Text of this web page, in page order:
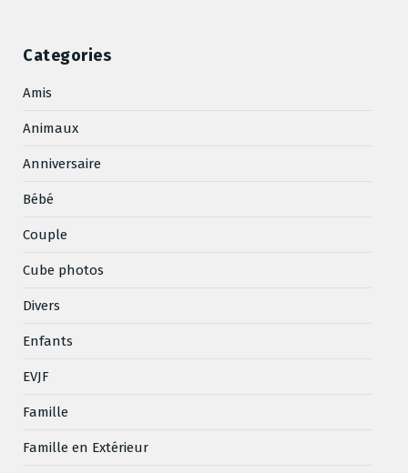
Categories
Amis
Animaux
Anniversaire
Bébé
Couple
Cube photos
Divers
Enfants
EVJF
Famille
Famille en Extérieur